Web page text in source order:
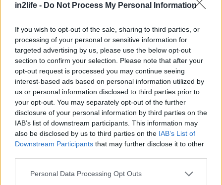
in2life - Do Not Process My Personal Information
If you wish to opt-out of the sale, sharing to third parties, or
processing of your personal or sensitive information for
targeted advertising by us, please use the below opt-out
section to confirm your selection. Please note that after your
opt-out request is processed you may continue seeing
interest-based ads based on personal information utilized by
us or personal information disclosed to third parties prior to
your opt-out. You may separately opt-out of the further
disclosure of your personal information by third parties on the
IAB’s list of downstream participants. This information may
also be disclosed by us to third parties on the IAB’s List of
Downstream Participants that may further disclose it to other
Please note that this website/app uses one or more Google
Personal Data Processing Opt Outs
Φωτό: Shutterstock
Το Επταπύργιο, ή Γεντί Κουλέ (=επτά πύργοι στα
τούρκικα) ή Ακρόπολη της Θεσσαλονίκης.
Περιλαμβάνει τμήμα των παλαιοχριστιανικών
τειχών της, τμήμα της βυζαντινής της οχύρωσης
και κτίσματα των διαβόητων φυλακών του 19ου
αιώνα.